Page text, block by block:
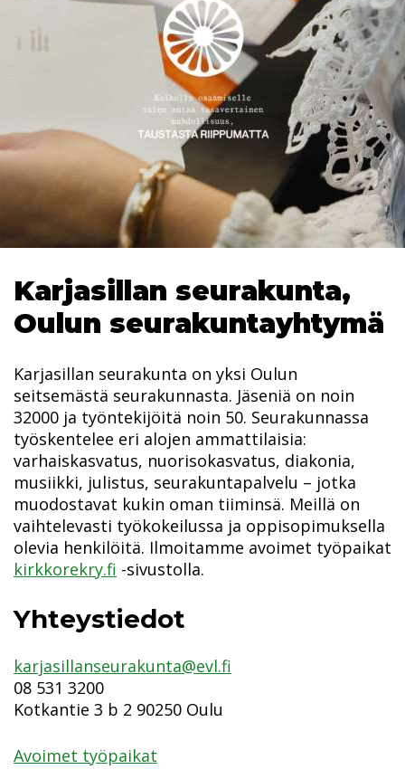
Karjasillan seurakunta,
Oulun seurakuntayhtymä
Karjasillan seurakunta on yksi Oulun
seitsemästä seurakunnasta. Jäseniä on noin
32000 ja työntekijöitä noin 50. Seurakunnassa
työskentelee eri alojen ammattilaisia:
varhaiskasvatus, nuorisokasvatus, diakonia,
musiikki, julistus, seurakuntapalvelu – jotka
muodostavat kukin oman tiiminsä. Meillä on
vaihtelevasti työkokeilussa ja oppisopimuksella
olevia henkilöitä. Ilmoitamme avoimet työpaikat
kirkkorekry.fi -sivustolla.
Yhteystiedot
karjasillanseurakunta@evl.fi
08 531 3200
Kotkantie 3 b 2 90250 Oulu
Avoimet työpaikat